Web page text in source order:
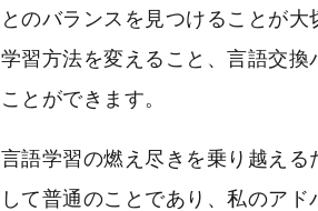
のバランスを見つけることが
習方法を変えること、言語交
とができます。
語学習の燃え尽きを乗り越え
て普通のことであり、私のア